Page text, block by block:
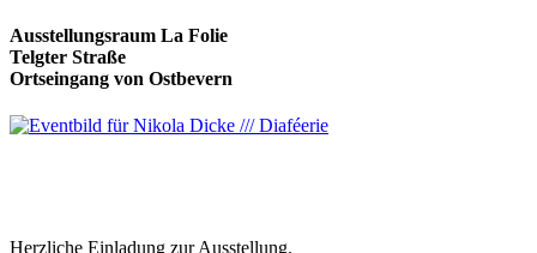
Ausstellungsraum La Folie
Telgter Straße
Ortseingang von Ostbevern
Herzliche Einladung zur Ausstellung.